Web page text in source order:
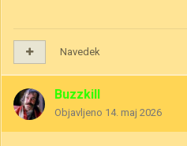
Navedek
Buzzkill
Objavljeno 14. maj 2026